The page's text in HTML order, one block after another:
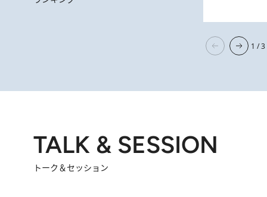
1 / 3
TALK & SESSION
トーク＆セッション